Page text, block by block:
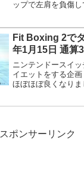
ップで左肩を負傷し
Fit Boxing 2で
年1月15日 通算
ニンテンドースイ
イエットをする企
ほぼほぼ良くなりま
身に力が入りにく
スポンサーリンク